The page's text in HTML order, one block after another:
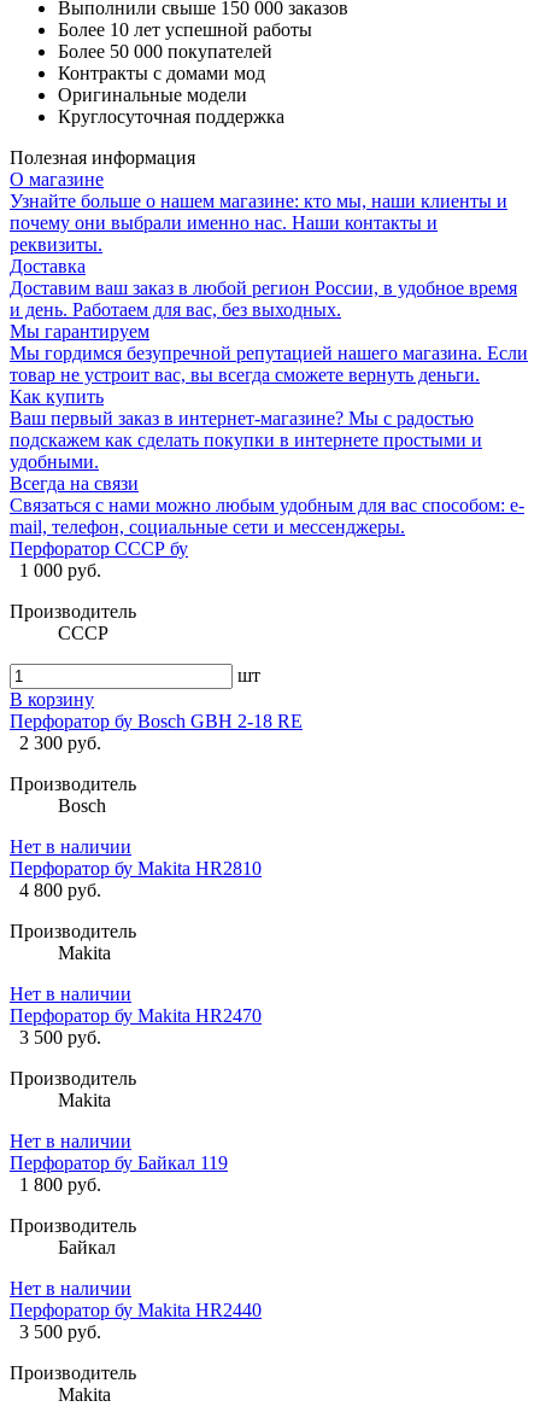
Выполнили свыше 150 000 заказов
Более 10 лет успешной работы
Более 50 000 покупателей
Контракты с домами мод
Оригинальные модели
Круглосуточная поддержка
Полезная информация
О магазине
Узнайте больше о нашем магазине: кто мы, наши клиенты и
почему они выбрали именно нас. Наши контакты и
реквизиты.
Доставка
Доставим ваш заказ в любой регион России, в удобное время
и день. Работаем для вас, без выходных.
Мы гарантируем
Мы гордимся безупречной репутацией нашего магазина. Если
товар не устроит вас, вы всегда сможете вернуть деньги.
Как купить
Ваш первый заказ в интернет-магазине? Мы с радостью
подскажем как сделать покупки в интернете простыми и
удобными.
Всегда на связи
Связаться с нами можно любым удобным для вас способом: e-
mail, телефон, социальные сети и мессенджеры.
Перфоратор СССР бу
1 000 руб.
Производитель
СССР
шт
В корзину
Перфоратор бу Bosch GBH 2-18 RE
2 300 руб.
Производитель
Bosch
Нет в наличии
Перфоратор бу Makita HR2810
4 800 руб.
Производитель
Makita
Нет в наличии
Перфоратор бу Makita HR2470
3 500 руб.
Производитель
Makita
Нет в наличии
Перфоратор бу Байкал 119
1 800 руб.
Производитель
Байкал
Нет в наличии
Перфоратор бу Makita HR2440
3 500 руб.
Производитель
Makita